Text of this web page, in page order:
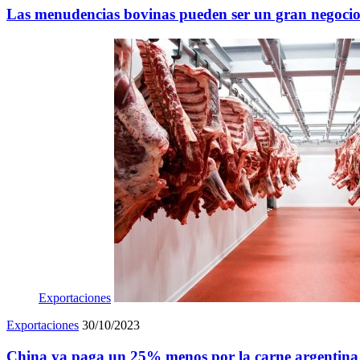
Las menudencias bovinas pueden ser un gran negocio
Exportaciones
Exportaciones 30/10/2023
China ya paga un 25% menos por la carne argentina